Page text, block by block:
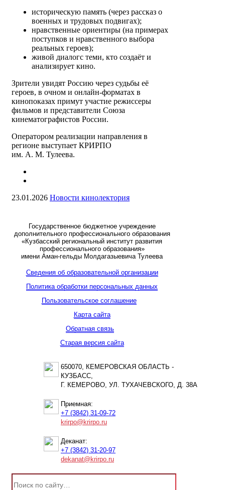
историческую память (через рассказ о
военных и трудовых подвигах);
нравственные ориентиры (на примерах
поступков и нравственного выбора
реальных героев);
живой диалогс теми, кто создаёт и
анализирует кино.
Зрители увидят Россию через судьбы её
героев, в очном и онлайн-форматах в
кинопоказах примут участие режиссеры
фильмов и представители Союза
кинематографистов России.
Оператором реализации направления в
регионе выступает КРИРПО
им. А. М. Тулеева.
23.01.2026 Новости кинолектория
Государственное бюджетное учреждение
дополнительного профессионального образования
«Кузбасский региональный институт развития
профессионального образования»
имени Аман-гельды Молдагазыевича Тулеева
Сведения об образовательной организации
Политика обработки персональных данных
Пользовательское соглашение
Карта сайта
Обратная связь
Старая версия сайта
650070, КЕМЕРОВСКАЯ ОБЛАСТЬ -
КУЗБАСС,
Г. КЕМЕРОВО, УЛ. ТУХАЧЕВСКОГО, Д. 38А
Приемная:
+7 (3842) 31-09-72
krirpo@krirpo.ru
Деканат:
+7 (3842) 31-20-97
dekanat@krirpo.ru